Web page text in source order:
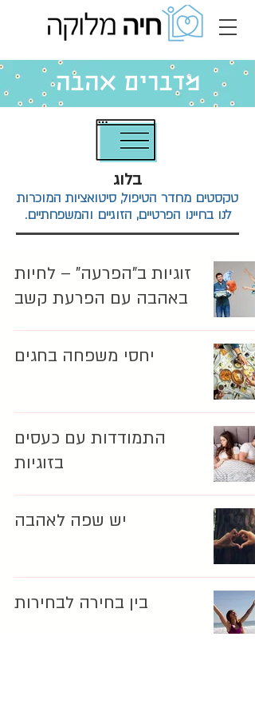
מדברים אהבה
בלוג
טקסטים מחדר הטיפול, סיטואציות המוכרות
לנו בחיינו הפרטיים, הזוגיים והמשפחתיים.
זוגיות ב"הפרעה" – לחיות
באהבה עם הפרעת קשב
יחסי משפחה בחגים
התמודדות עם כעסים
בזוגיות
יש שפה לאהבה
בין בחירה לבחירות